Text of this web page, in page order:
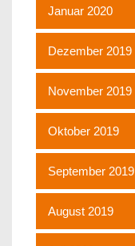
Januar 2020
Dezember 2019
November 2019
Oktober 2019
September 2019
August 2019